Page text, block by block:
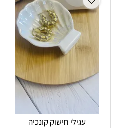
עגילי חישוק קונכיה